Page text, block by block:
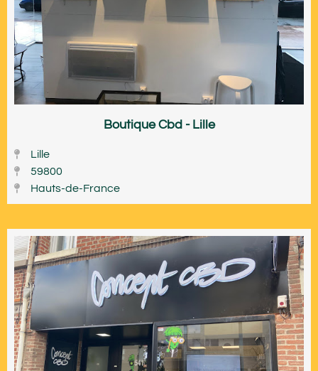
Boutique Cbd - Lille
Lille
59800
Hauts-de-France